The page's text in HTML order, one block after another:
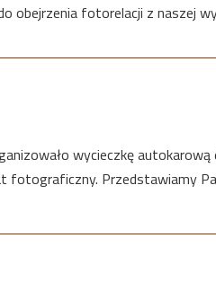
obejrzenia fotorelacji z naszej
wycieczkę autokarową
fotograficzny. Przedstawiamy